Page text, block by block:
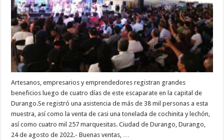
Artesanos, empresarios y emprendedores registran grandes
beneficios luego de cuatro días de este escaparate en la capital de
Durango.Se registró una asistencia de más de 38 mil personas a esta
muestra, así como la venta de casi una tonelada de cochinita y lechón,
así como cuatro mil 257 marquesitas. Ciudad de Durango, Durango,
24 de agosto de 2022.- Buenas ventas, …